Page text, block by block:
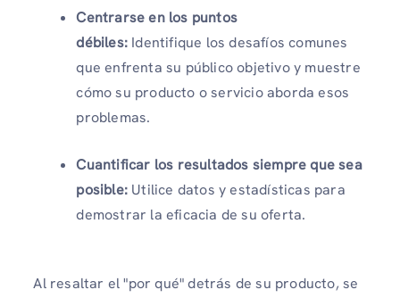
Centrarse en los puntos
débiles: Identifique los desafíos comunes
que enfrenta su público objetivo y muestre
cómo su producto o servicio aborda esos
problemas.
Cuantificar los resultados siempre que sea
posible: Utilice datos y estadísticas para
demostrar la eficacia de su oferta.
Al resaltar el "por qué" detrás de su producto, se